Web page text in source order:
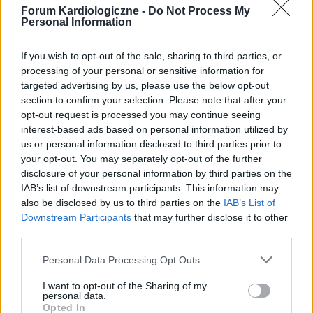
Forum Kardiologiczne - Do Not Process My
Personal Information
If you wish to opt-out of the sale, sharing to third parties, or
processing of your personal or sensitive information for
targeted advertising by us, please use the below opt-out
section to confirm your selection. Please note that after your
opt-out request is processed you may continue seeing
interest-based ads based on personal information utilized by
us or personal information disclosed to third parties prior to
your opt-out. You may separately opt-out of the further
disclosure of your personal information by third parties on the
IAB’s list of downstream participants. This information may
also be disclosed by us to third parties on the IAB’s List of
Downstream Participants that may further disclose it to other
Personal Data Processing Opt Outs
I want to opt-out of the Sharing of my
personal data.
Opted In
przyczyną? Czy zbyt niskie ciśnienie?
arytmia na granicy zasłabnięcia) przez
większość czasu bezskutecznie domagałem się
efektów, robiono mi różne EKG, zakładano
holtery. Dopiero od kilku lat zacząłem kojarzyć
dolegliwości z tym co jem (np, świeża cytryna,
wędzonki, drób) wszystko to co powoduje duży
wyrzut histaminy. I czułem się lepiej stroniąc od
tego po czym mam objawy sercowe. Z tego co
wyczytałem 25 lat temu medycyna kojarzyła
histaminę tylko z alergiami skórnymi i
rzeczywiście ja wtedy krótko brałem Zyrtec, ale
wtedy nie bmiałem aż takich dolegliwości z
sercem. Wyczytałem, że dopiero po 2010 roku
zaczęto robić na zachodzie jakieś rzetelne
badania nad histaminą. Teraz na właściwy trop
który po kilku zdaniach konwersacji i
przedstawieniu mu sytuacji - zasugerował w
pierwszej kolejności histaminę. Więc poszedłem
Tematy nadciśnienie
zaburzenie rytmu serca
Reklama: